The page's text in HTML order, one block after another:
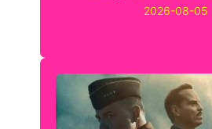
2026-08-05